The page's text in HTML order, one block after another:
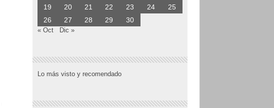
19
20 21 22 23 24
25
26
27 28 29 30
« Oct Dic »
Lo más visto y recomendado